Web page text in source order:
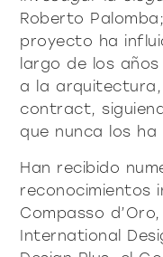
Roberto
proyecto ha
largo de los
a la
contract,
que nunca los ha
Han recibido
reconocimientos
Compasso
International